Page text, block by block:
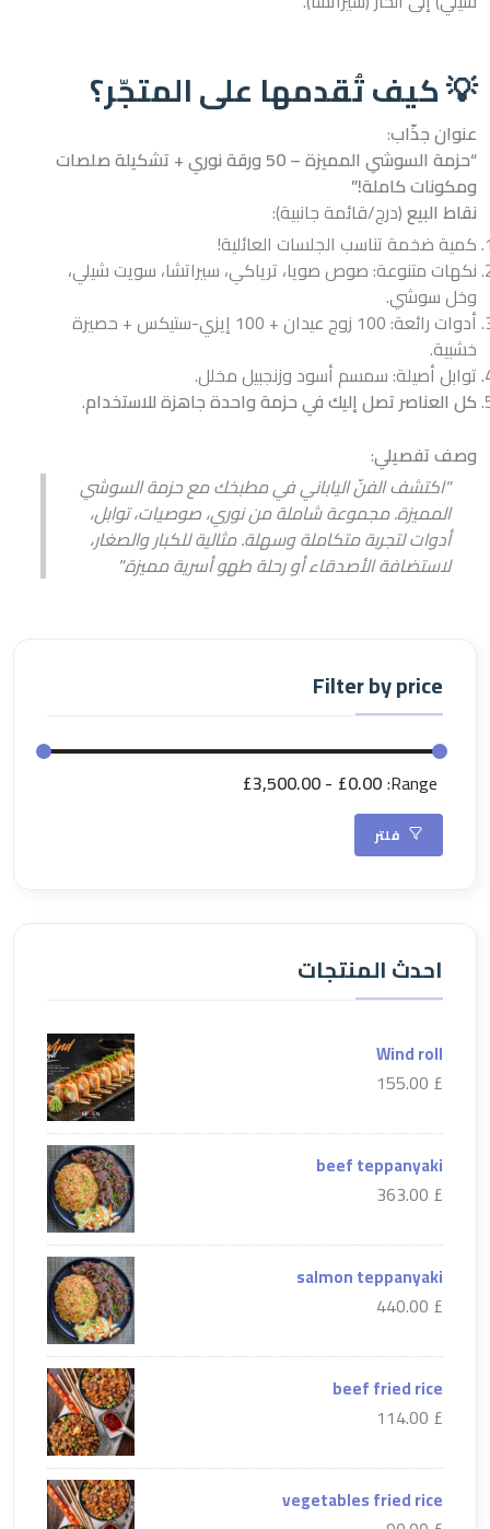
💡 كيف تُقدمها على المتجّر؟
عنوان جذّاب:
“حزمة السوشي المميزة – 50 ورقة نوري + تشكيلة صلصات
ومكونات كاملة!”
نقاط البيع(درج/قائمة جانبية):
كمية ضخمة تناسب الجلسات العائلية!
نكهات متنوعة: صوص صويا، ترياكي، سيراتشا، سويت شيلي،
وخل سوشي.
أدوات رائعة: 100 زوج عيدان + 100 إيزي-ستيكس + حصيرة
خشبية.
توابل أصيلة: سمسم أسود وزنجبيل مخلل.
كل العناصر تصل إليك في حزمة واحدة جاهزة للاستخدام.
وصف تفصيلي:
"اكتشف الفنّ الياباني في مطبخك مع حزمة السوشي
المميزة. مجموعة شاملة من نوري، صوصيات، توابل،
أدوات لتجربة متكاملة وسهلة. مثالية للكبار والصغار،
لاستضافة الأصدقاء أو رحلة طهو أسرية مميزة."
Filter by price
Range:
£0.00
£3,500.00
فلتر
احدث المنتجات
Wind roll
£ 155.00
beef teppanyaki
£ 363.00
salmon teppanyaki
£ 440.00
beef fried rice
£ 114.00
vegetables fried rice